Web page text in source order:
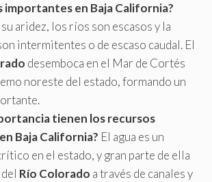
importantes en Baja California?
aridez, los ríos son escasos y la
intermitentes o de escaso caudal. El
desemboca en el Mar de Cortés
noreste del estado, formando un
tienen los recursos
Baja California? El agua es un
en el estado, y gran parte de ella
Río Colorado a través de canales y